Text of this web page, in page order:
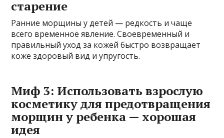
старение
Ранние морщины у детей — редкость и чаще
всего временное явление. Своевременный и
правильный уход за кожей быстро возвращает
коже здоровый вид и упругость.
Миф 3: Использовать взрослую
косметику для предотвращения
морщин у ребенка — хорошая
идея